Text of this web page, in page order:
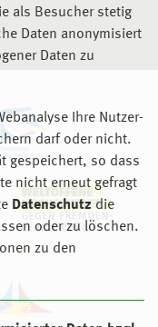
als Besucher stetig
Daten anonymisiert
Daten zu
Ihre Nutzer-
darf oder nicht.
gespeichert, so dass
nicht erneut gefragt
Datenschutz die
oder zu löschen.
zu den